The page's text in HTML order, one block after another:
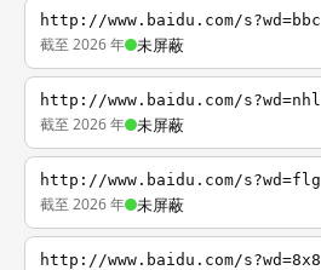
http://www.baidu.com/s?wd=bbc
截至 2026 年 未屏蔽
http://www.baidu.com/s?wd=nhl
截至 2026 年 未屏蔽
http://www.baidu.com/s?wd=flg
截至 2026 年 未屏蔽
http://www.baidu.com/s?wd=8x8